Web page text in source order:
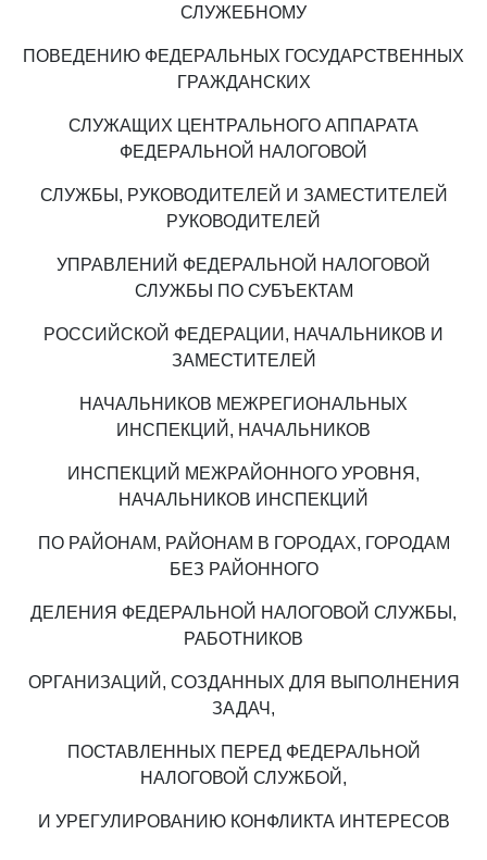
СЛУЖЕБНОМУ
ПОВЕДЕНИЮ ФЕДЕРАЛЬНЫХ ГОСУДАРСТВЕННЫХ
ГРАЖДАНСКИХ
СЛУЖАЩИХ ЦЕНТРАЛЬНОГО АППАРАТА
ФЕДЕРАЛЬНОЙ НАЛОГОВОЙ
СЛУЖБЫ, РУКОВОДИТЕЛЕЙ И ЗАМЕСТИТЕЛЕЙ
РУКОВОДИТЕЛЕЙ
УПРАВЛЕНИЙ ФЕДЕРАЛЬНОЙ НАЛОГОВОЙ
СЛУЖБЫ ПО СУБЪЕКТАМ
РОССИЙСКОЙ ФЕДЕРАЦИИ, НАЧАЛЬНИКОВ И
ЗАМЕСТИТЕЛЕЙ
НАЧАЛЬНИКОВ МЕЖРЕГИОНАЛЬНЫХ
ИНСПЕКЦИЙ, НАЧАЛЬНИКОВ
ИНСПЕКЦИЙ МЕЖРАЙОННОГО УРОВНЯ,
НАЧАЛЬНИКОВ ИНСПЕКЦИЙ
ПО РАЙОНАМ, РАЙОНАМ В ГОРОДАХ, ГОРОДАМ
БЕЗ РАЙОННОГО
ДЕЛЕНИЯ ФЕДЕРАЛЬНОЙ НАЛОГОВОЙ СЛУЖБЫ,
РАБОТНИКОВ
ОРГАНИЗАЦИЙ, СОЗДАННЫХ ДЛЯ ВЫПОЛНЕНИЯ
ЗАДАЧ,
ПОСТАВЛЕННЫХ ПЕРЕД ФЕДЕРАЛЬНОЙ
НАЛОГОВОЙ СЛУЖБОЙ,
И УРЕГУЛИРОВАНИЮ КОНФЛИКТА ИНТЕРЕСОВ